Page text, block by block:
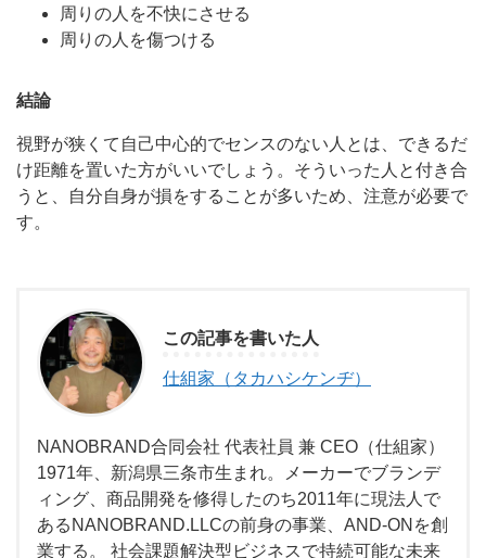
周りの人を不快にさせる
周りの人を傷つける
結論
視野が狭くて自己中心的でセンスのない人とは、できるだ
け距離を置いた方がいいでしょう。そういった人と付き合
うと、自分自身が損をすることが多いため、注意が必要で
す。
この記事を書いた人
仕組家（タカハシケンヂ）
NANOBRAND合同会社 代表社員 兼 CEO（仕組家）
1971年、新潟県三条市生まれ。メーカーでブランデ
ィング、商品開発を修得したのち2011年に現法人で
あるNANOBRAND.LLCの前身の事業、AND-ONを創
業する。 社会課題解決型ビジネスで持続可能な未来